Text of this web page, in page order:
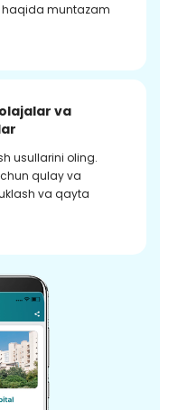
muntazam
va
usullarini oling.
qulay va
va qayta